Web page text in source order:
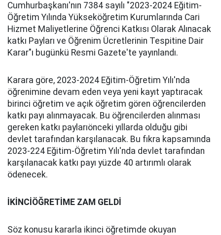
Cumhurbaşkanı'nın 7384 sayılı "2023-2024 Eğitim-
Öğretim Yılında Yükseköğretim Kurumlarında Cari
Hizmet Maliyetlerine Öğrenci Katkısı Olarak Alınacak
katkı Payları ve Öğrenim Ücretlerinin Tespitine Dair
Karar"ı bugünkü Resmi Gazete'te yayınlandı.
Karara göre, 2023-2024 Eğitim-Öğretim Yılı'nda
öğrenimine devam eden veya yeni kayıt yaptıracak
birinci öğretim ve açık öğretim gören öğrencilerden
katkı payı alınmayacak. Bu öğrencilerden alınması
gereken katkı paylarıönceki yıllarda olduğu gibi
devlet tarafından karşılanacak. Bu fıkra kapsamında
2023-224 Eğitim-Öğretim Yılı'nda devlet tarafından
karşılanacak katkı payı yüzde 40 artırımlı olarak
ödenecek.
İKİNCİÖĞRETİME ZAM GELDİ
Söz konusu kararla ikinci öğretimde okuyan